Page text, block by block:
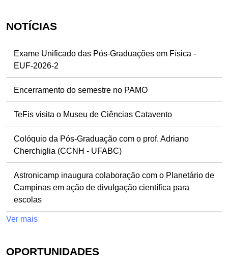
NOTÍCIAS
Exame Unificado das Pós-Graduações em Física -
EUF-2026-2
Encerramento do semestre no PAMO
TeFis visita o Museu de Ciências Catavento
Colóquio da Pós-Graduação com o prof. Adriano
Cherchiglia (CCNH - UFABC)
Astronicamp inaugura colaboração com o Planetário de
Campinas em ação de divulgação científica para
escolas
Ver mais
OPORTUNIDADES